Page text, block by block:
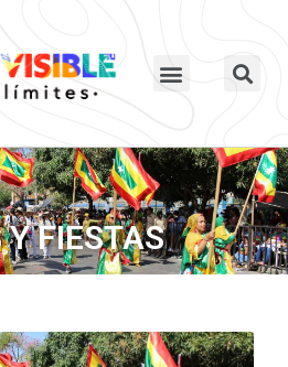
Y FIESTAS